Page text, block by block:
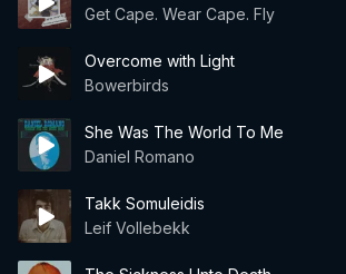
Get Cape. Wear Cape. Fly
Overcome with Light
Bowerbirds
She Was The World To Me
Daniel Romano
Takk Somuleidis
Leif Vollebekk